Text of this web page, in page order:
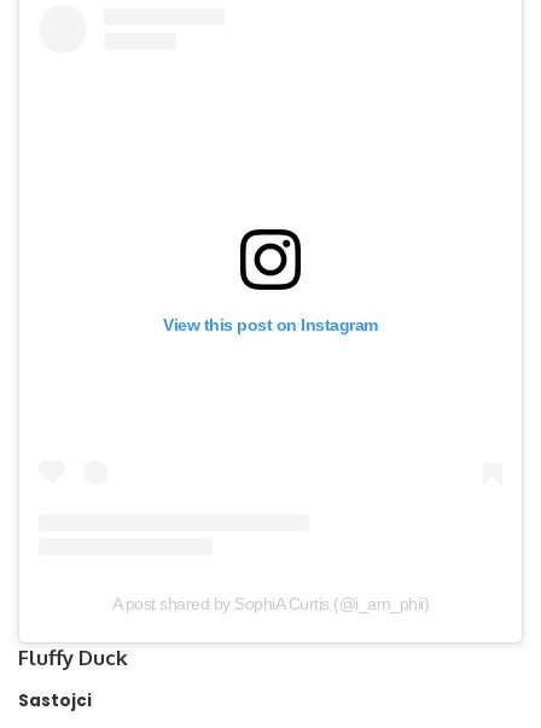
View this post on Instagram
A post shared by SophiA Curtis (@i_am_phii)
Fluffy Duck
Sastojci